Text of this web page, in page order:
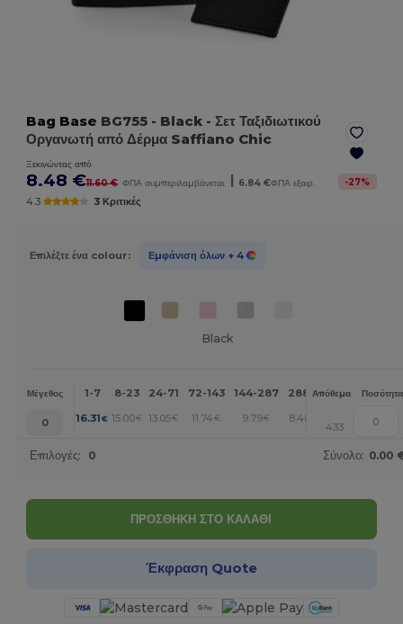
Bag Base BG755 - Black - Σετ Ταξιδιωτικού
Οργανωτή από Δέρμα Saffiano Chic
Ξεκινώντας από
8.48 €11.60 € ΦΠΑ συμπεριλαμβάνεται. | 6.84 €ΦΠΑ εξαιρ. -27%
4.3 3 Κριτικές
Επιλέξτε ένα colour: Εμφάνιση όλων + 4
Black
Μέγεθος 1-7 8-23 24-71 72-143 144-287 288 + Περισσότερα
Απόθεμα Ποσότητα
0 16.31 € 15.00€ 13.05€ 11.74 € 9.79€ 8.48
433
Επιλογές: 0 Σύνολο: 0.00
ΠΡΟΣΘΗΚΗ ΣΤΟ ΚΑΛΑΘΙ
Έκφραση Quote